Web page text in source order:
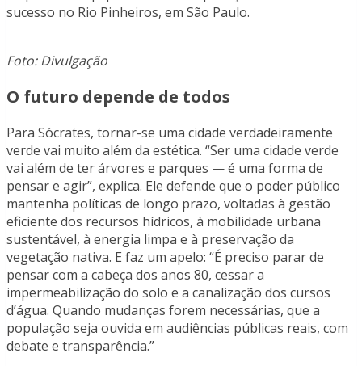
sucesso no Rio Pinheiros, em São Paulo.
Foto: Divulgação
O futuro depende de todos
Para Sócrates, tornar-se uma cidade verdadeiramente
verde vai muito além da estética. “Ser uma cidade verde
vai além de ter árvores e parques — é uma forma de
pensar e agir”, explica. Ele defende que o poder público
mantenha políticas de longo prazo, voltadas à gestão
eficiente dos recursos hídricos, à mobilidade urbana
sustentável, à energia limpa e à preservação da
vegetação nativa. E faz um apelo: “É preciso parar de
pensar com a cabeça dos anos 80, cessar a
impermeabilização do solo e a canalização dos cursos
d’água. Quando mudanças forem necessárias, que a
população seja ouvida em audiências públicas reais, com
debate e transparência.”